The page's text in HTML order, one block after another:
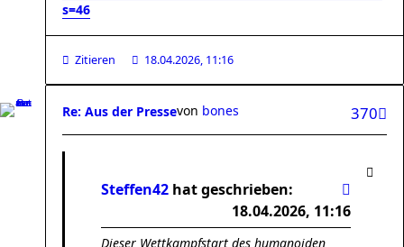
s=46
Zitieren 18.04.2026, 11:16
Re: Aus der Presse 370
von bones
Steffen42 hat geschrieben:
18.04.2026, 11:16
Dieser Wettkampfstart des humanoiden